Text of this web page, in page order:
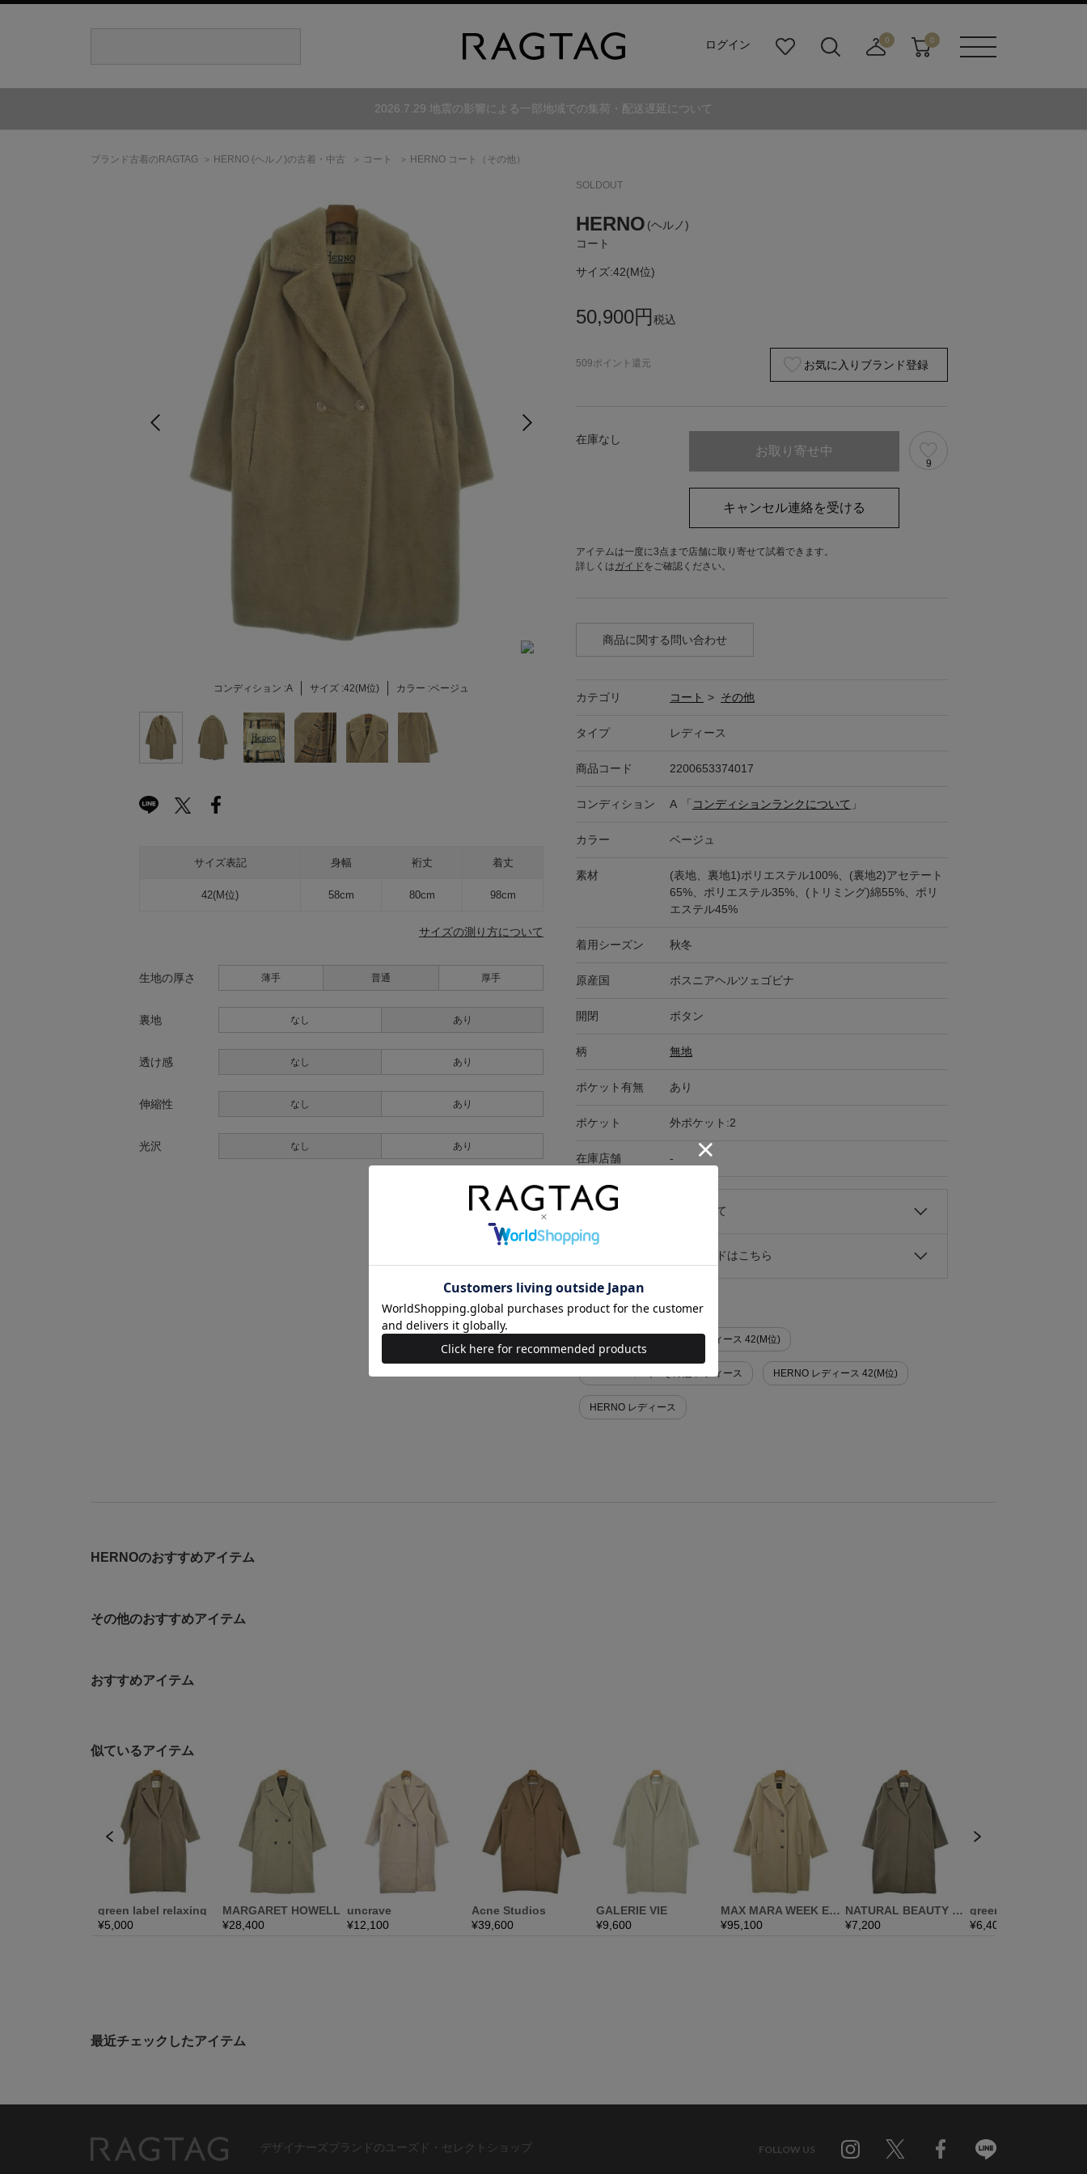
ログイン
り
ダ
0
寄
0
2026.7.29 地震の影響による一部地域での集荷・配送遅延について
ブランド古着のRAGTAG HERNO (ヘルノ)の古着・中古 コート HERNO コート（その他）
コンディション :A サイズ :42(M位) カラー :ベージュ
サイズ表記 身幅 裄丈 着丈
42(M位) 58cm 80cm 98cm
サイズの測り方について
生地の厚さ 薄手 普通 厚手
裏地 なし あり
透け感 なし あり
伸縮性 なし あり
光沢 なし あり
SOLDOUT
HERNO (ヘルノ)
コート
サイズ:42(M位)
50,900円税込
509ポイント還元 お気に入りブランド登録
在庫なし
お取り寄せ中
キャンセル連絡を受ける
9
アイテムは一度に3点まで店舗に取り寄せて試着できます。
詳しくはガイド をご確認ください。
商品に関する問い合わせ
カテゴリ コート > その他
タイプ レディース
商品コード 2200653374017
コンディション A 「 コンディションランクについて 」
カラー ベージュ
素材
(表地、裏地1)ポリエステル100%、(裏地2)アセテート
65%、ポリエステル35%、(トリミング)綿55%、ポリ
エステル45%
着用シーズン 秋冬
原産国 ボスニアヘルツェゴビナ
開閉 ボタン
柄 無地
ポケット有無 あり
ポケット 外ポケット:2
在庫店舗 -
キャンセル・返品について
お買い物時のご利用ガイドはこちら
似た条件で検索
HERNO コート>その他 レディース 42(M位)
HERNO コート>その他 レディース HERNO レディース 42(M位)
HERNO レディース
HERNOのおすすめアイテム
その他のおすすめアイテム
おすすめアイテム
最近チェックしたアイテム
デザイナーズブランドのユーズド・セレクトショップ FOLLOW US